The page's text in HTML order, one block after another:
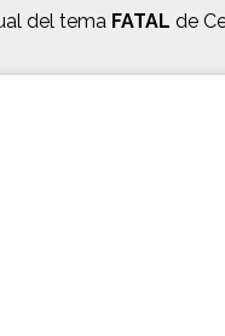
del tema FATAL de